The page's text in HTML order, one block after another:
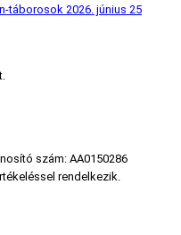
táborosok 2026. június 25
szám: AA0150286
rendelkezik.